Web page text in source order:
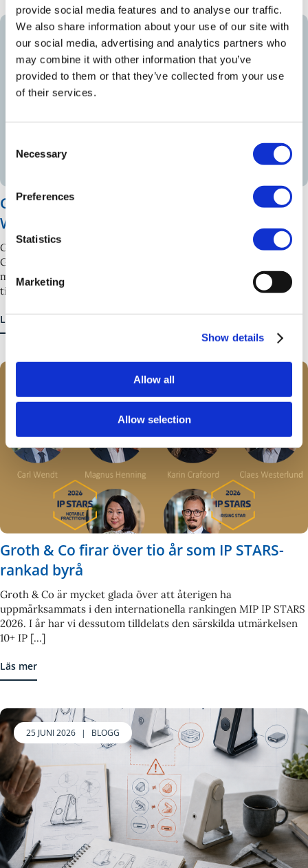
provide social media features and to analyse our traffic.
We also share information about your use of our site with
our social media, advertising and analytics partners who
may combine it with other information that you’ve
provided to them or that they’ve collected from your use
of their services.
Selection
Necessary
Preferences
Statistics
Marketing
Show details
Allow all
Allow selection
1 JULI 2026 | NYHET
Groth & Co certifierade som Great Place to
Work för tredje året i rad
Groth & Co har för tredje året i rad blivit certifierade som
Great Place to Work. Certifieringen bygger på årets
medarbetarundersökning, som genomfördes under juni
tillsammans med Great Place to [...]
Läs mer
Groth & Co firar över tio år som IP STARS-
rankad byrå
Groth & Co är mycket glada över att återigen ha
uppmärksammats i den internationella rankingen MIP IP STARS
2026. I år har vi dessutom tilldelats den särskilda utmärkelsen
10+ IP [...]
Läs mer
25 JUNI 2026 | BLOGG